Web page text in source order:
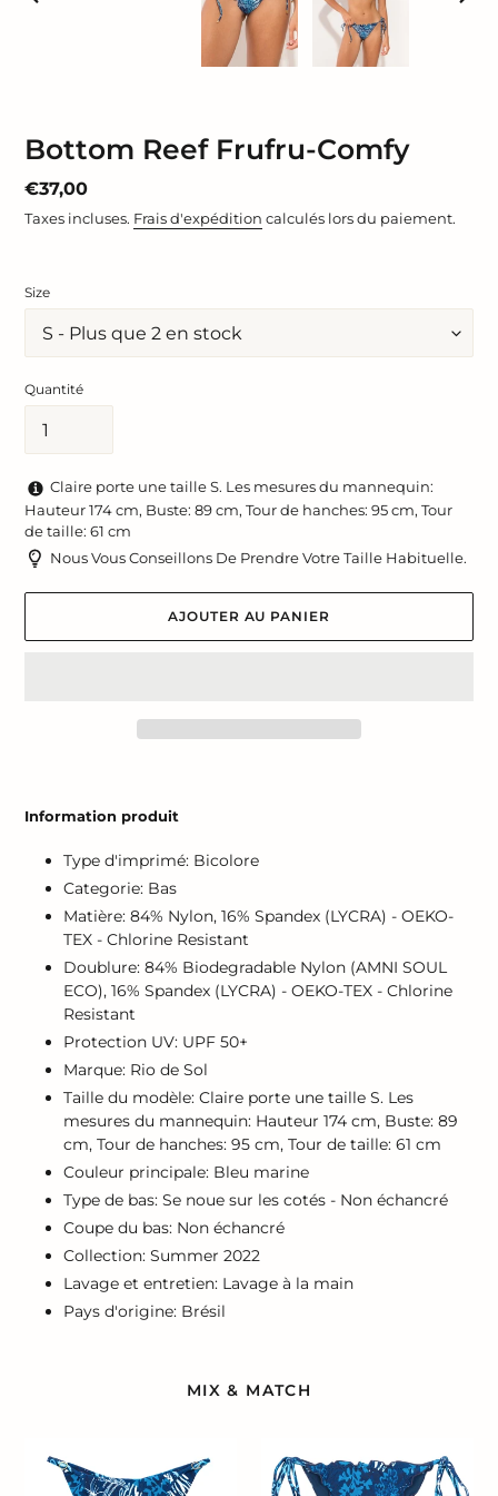
Bottom Reef Frufru-Comfy
Prix
normal
€37,00
Taxes incluses. Frais d'expédition calculés lors du paiement.
Size
Quantité
Claire porte une taille S. Les mesures du mannequin:
Hauteur 174 cm, Buste: 89 cm, Tour de hanches: 95 cm, Tour
de taille: 61 cm
Nous Vous Conseillons De Prendre Votre Taille Habituelle.
AJOUTER AU PANIER
produit
votre
panier
Information produit
Type d'imprimé: Bicolore
Categorie: Bas
Matière: 84% Nylon, 16% Spandex (LYCRA) - OEKO-
TEX - Chlorine Resistant
Doublure: 84% Biodegradable Nylon (AMNI SOUL
ECO), 16% Spandex (LYCRA) - OEKO-TEX - Chlorine
Resistant
Protection UV: UPF 50+
Marque: Rio de Sol
Taille du modèle: Claire porte une taille S. Les
mesures du mannequin: Hauteur 174 cm, Buste: 89
cm, Tour de hanches: 95 cm, Tour de taille: 61 cm
Couleur principale: Bleu marine
Type de bas: Se noue sur les cotés - Non échancré
Coupe du bas: Non échancré
Collection: Summer 2022
Lavage et entretien: Lavage à la main
Pays d'origine: Brésil
MIX & MATCH
Reef
Reef